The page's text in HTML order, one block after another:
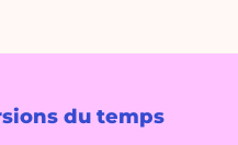
du temps